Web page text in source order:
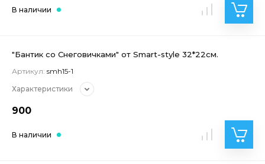
В наличии
"Бантик со Снеговичками" от Smart-style 32*22см.
Артикул: smh15-1
Характеристики
900
В наличии